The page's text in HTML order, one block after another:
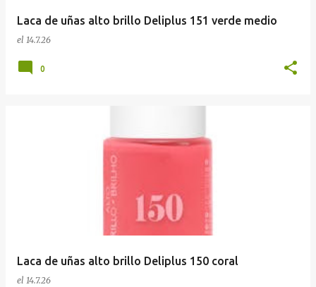
Laca de uñas alto brillo Deliplus 151 verde medio
el 14.7.26
0
Laca de uñas alto brillo Deliplus 150 coral
el 14.7.26